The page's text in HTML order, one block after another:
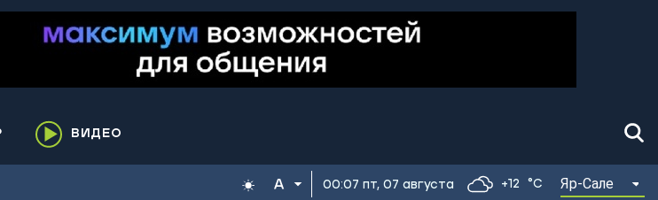
ВИДЕО
00:07 пт, 07 августа +12 °C Яр-Сале